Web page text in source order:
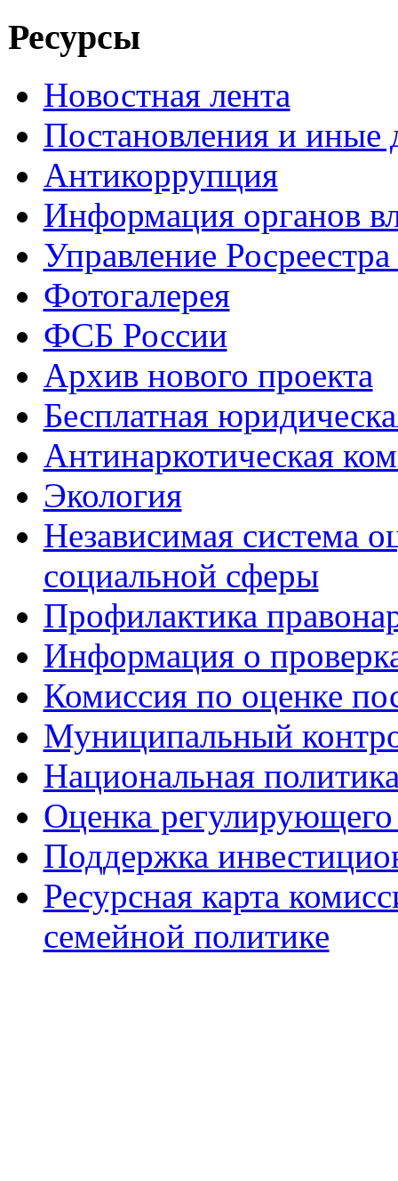
Ресурсы
Новостная лента
Постановления и иные
Антикоррупция
Информация органов
Управление
Фотогалерея
ФСБ России
Архив нового проекта
Бесплатная
Антинаркотическая
Экология
Независимая система
социальной сферы
Профилактика
Информация о
Комиссия по оценке
Муниципальный
Национальная
Оценка регулирующего
Поддержка
Ресурсная карта
семейной политике